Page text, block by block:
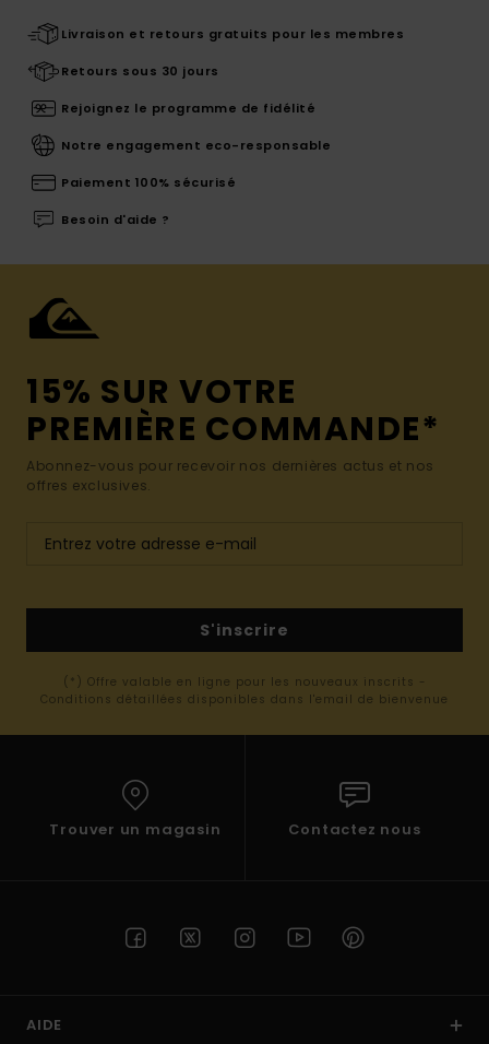
Livraison et retours gratuits pour les membres
Retours sous 30 jours
Rejoignez le programme de fidélité
Notre engagement eco-responsable
Paiement 100% sécurisé
Besoin d'aide ?
15% SUR VOTRE
PREMIÈRE COMMANDE*
Abonnez-vous pour recevoir nos dernières actus et nos
offres exclusives.
S'inscrire
(*) Offre valable en ligne pour les nouveaux inscrits -
Conditions détaillées disponibles dans l'email de bienvenue
Trouver un magasin Contactez nous
AIDE